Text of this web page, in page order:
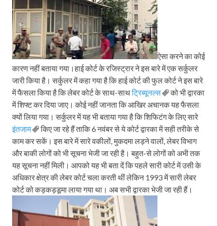
ऐसा करने का कोई
कारण नहीं बताया गया।हाई कोर्ट के रजिस्ट्रार ने इस बारे में एक सर्कुलर
जारी किया है। सर्कुलर में कहा गया है कि हाई कोर्ट की फुल कोर्ट ने इस बारे
में फैसला किया है कि लेबर कोर्ट के साथ-साथट्रिब्यूनल्स
को भी द्वारका
में शिफ्ट कर दिया जाए। कोई नहीं जानता कि आखिर अचानक यह फैसला
क्यों लिया गया। सर्कुलर में यह भी बताया गया है कि शिफिटंग के लिए सारे
इंतजाम
किए जा रहे हैं ताकि 6 नवंबर से ये कोर्ट द्वारका में सही तरीके से
काम कर सकें। इस बारे में सारे वकीलों, मुकदमा लड़ने वालों, लेबर विभाग
और बाकी लोगों को भी सूचना भेजी जा रही है। बहुत-से लोगों को अभी तक
यह सूचना नहीं मिली। आपको यह भी बता दें कि पहले सारी कोर्ट में उसी के
अधिकार क्षेत्र की लेबर कोर्ट चला करती थीं लेकिन 1993 में सारी लेबर
कोर्ट को कड़कड़डूमा लाया गया था। अब सभी द्वारका भेजी जा रही हैं।